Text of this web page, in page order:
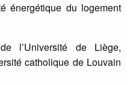
énergétique du logement
l’Université de Liège,
catholique de Louvain